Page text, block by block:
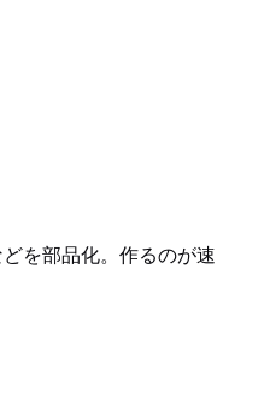
を部品化。作るのが速